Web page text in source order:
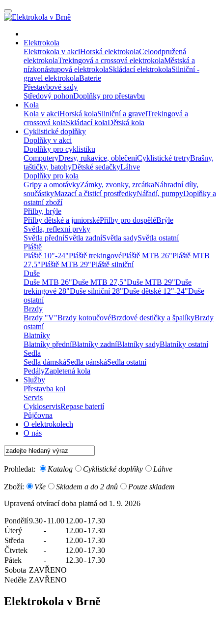
Elektrokola
Elektrokola v akciHorská elektrokolaCeloodpružená
elektrokolaTrekingová a crossová elektrokolaMěstská a
nízkonástupová elektrokolaSkládací elektrokolaSilniční -
gravel elektrokolaBaterie
Přestavbové sady
Středový pohonDoplňky pro přestavbu
Kola
Kola v akciHorská kolaSilniční a gravelTrekingová a
crossová kolaSkládací kolaDětská kola
Cyklistické doplňky
Doplňky v akci
Doplňky pro cyklistiku
ComputeryDresy, rukavice, oblečeníCyklistické tretryBrašny,
taštičky, batohyDětské sedačkyLáhve
Doplňky pro kola
Gripy a omotávkyZámky, zvonky, zrcátkaNáhradní díly,
součástkyMazací a čisticí prostředkyNářadí, pumpyDoplňky a
ostatní zboží
Přilby, brýle
Přilby dětské a juniorskéPřilby pro dospěléBrýle
Světla, reflexní prvky
Světla předníSvětla zadníSvětla sadySvětla ostatní
Pláště
Pláště 10"-24"Pláště trekingovéPláště MTB 26"Pláště MTB
27,5"Pláště MTB 29"Pláště silniční
Duše
Duše MTB 26"Duše MTB 27,5"Duše MTB 29"Duše
trekingové 28"Duše silniční 28"Duše dětské 12"-24"Duše
ostatní
Brzdy
Brzdy "V"Brzdy kotoučovéBrzdové destičky a špalíkyBrzdy
ostatní
Blatníky
Blatníky předníBlatníky zadníBlatníky sadyBlatníky ostatní
Sedla
Sedla dámskáSedla pánskáSedla ostatní
PedályZapletená kola
Služby
Přestavba kol
Servis
CykloservisRepase baterií
Půjčovna
O elektrokolech
O nás
Prohledat: Katalog Cyklistické doplňky Láhve
Zboží: Vše Skladem a do 2 dnů
Pouze skladem
Upravená otvírací doba platná od 1. 9. 2026
Pondělí9.30-11.0012.00-17.30
Úterý
- 12.00-17.30
Středa
- 12.00-17.30
Čtvrtek
- 12.00-17.30
Pátek
- 12.30-17.30
Sobota ZAVŘENO
Neděle ZAVŘENO
Elektrokola v Brně